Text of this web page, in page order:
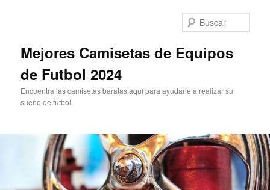
Mejores Camisetas de Equipos
de Futbol 2024
Encuentra las camisetas baratas aquí para ayudarle a realizar su
sueño de futbol.